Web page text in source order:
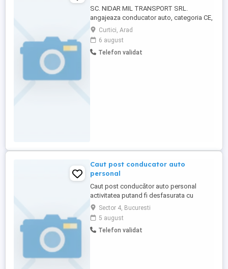
SC. NIDAR MIL TRANSPORT SRL.
angajeaza conducator auto, categoria CE,
pentru container - camion marca SCANIA,
euro 6, pentru curse interne si externe:
Romania - Bulgaria - Grecia. Cerinte:
profesionalism si seriozitate. Oferim
Curtici, Arad
6 august
Telefon validat
Caut post conducator auto
personal
Caut post conducător auto personal
activitatea putand fi desfasurata cu
autoturismul pus la dispozitie de
dumneavoastra sau cu cel
personal.Posed permis categoria B, sunt
responsabil și punctual, pentru a asigura
Sector 4, Bucuresti
5 august
Telefon validat